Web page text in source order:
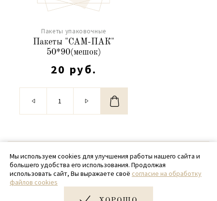
Пакеты упаковочные
Пакеты "САМ-ПАК"
50*90(мешок)
20 руб.
© 2020 - 2026 SamPack
+ 7 (918) 699-97-87
zakaz@sampack.store
Мы используем cookies для улучшения работы нашего сайта и
большего удобства его использования. Продолжая
использовать сайт, Вы выражаете своё согласие на обработку
файлов cookies